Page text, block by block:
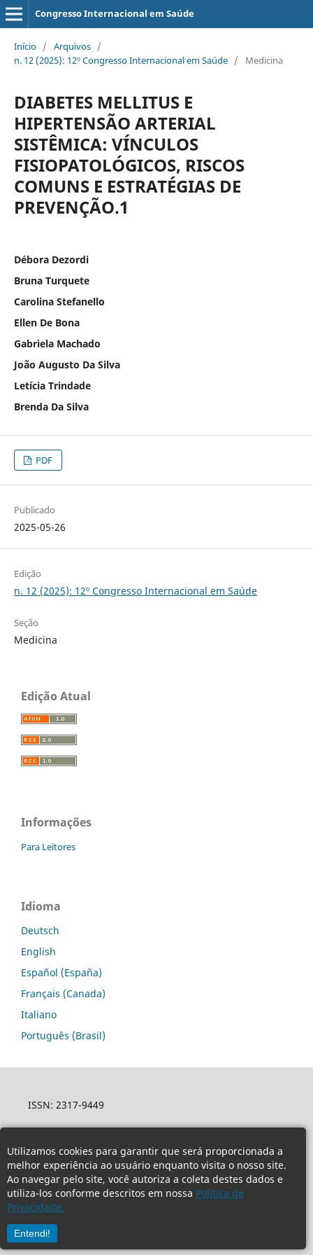
Utilizamos cookies para garantir que será proporcionada a
melhor experiência ao usuário enquanto visita o nosso site.
Ao navegar pelo site, você autoriza a coleta destes dados e
utiliza-los conforme descritos em nossa Política de
Privacidade.
Entendi!
Congresso Internacional em Saúde
Início / Arquivos /
n. 12 (2025): 12º Congresso Internacional em Saúde / Medicina
DIABETES MELLITUS E
HIPERTENSÃO ARTERIAL
SISTÊMICA: VÍNCULOS
FISIOPATOLÓGICOS, RISCOS
COMUNS E ESTRATÉGIAS DE
PREVENÇÃO.1
Débora Dezordi
Bruna Turquete
Carolina Stefanello
Ellen De Bona
Gabriela Machado
João Augusto Da Silva
Letícia Trindade
Brenda Da Silva
PDF
Publicado
2025-05-26
Edição
n. 12 (2025): 12º Congresso Internacional em Saúde
Seção
Medicina
Edição Atual
Informações
Para Leitores
Idioma
Deutsch
English
Español (España)
Français (Canada)
Italiano
Português (Brasil)
ISSN: 2317-9449